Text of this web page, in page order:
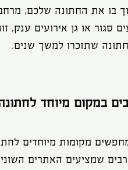
את החתונה שלכם, מרחב
או גן אירועים ענק,
שתזכרו למשך שנים.
במקום מיוחד
מחפשים מקומות מיוחדים
שמציעים האתרים